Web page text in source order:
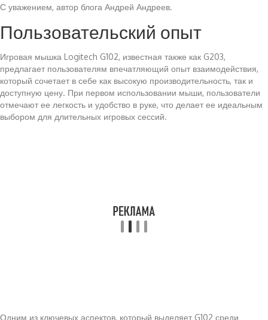
С уважением, автор блога Андрей Андреев.
Пользовательский опыт
Игровая мышка Logitech G102, известная также как G203,
предлагает пользователям впечатляющий опыт взаимодействия,
который сочетает в себе как высокую производительность, так и
доступную цену. При первом использовании мыши, пользователи
отмечают ее легкость и удобство в руке, что делает ее идеальным
выбором для длительных игровых сессий.
Одним из ключевых аспектов, который выделяет G102 среди